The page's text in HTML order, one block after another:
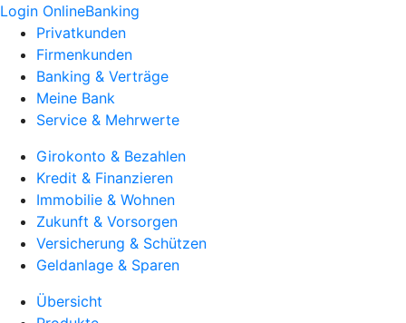
Login OnlineBanking
Privatkunden
Firmenkunden
Banking & Verträge
Meine Bank
Service & Mehrwerte
Girokonto & Bezahlen
Kredit & Finanzieren
Immobilie & Wohnen
Zukunft & Vorsorgen
Versicherung & Schützen
Geldanlage & Sparen
Übersicht